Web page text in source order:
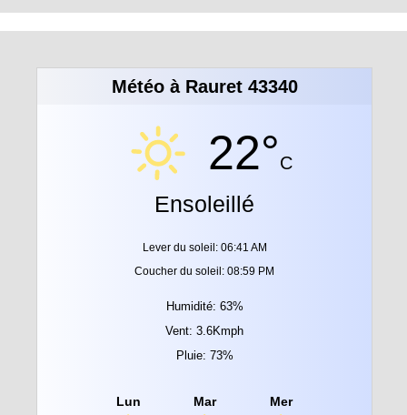
Météo à Rauret 43340
22°C
Ensoleillé
Lever du soleil: 06:41 AM
Coucher du soleil: 08:59 PM
Humidité: 63%
Vent: 3.6Kmph
Pluie: 73%
Lun Mar Mer